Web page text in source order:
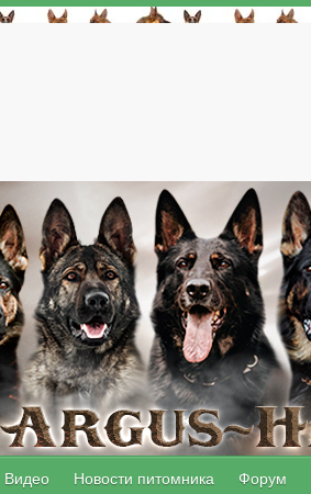
Видео Новости питомника Форум